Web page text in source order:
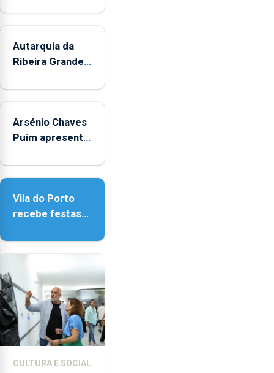
Autarquia da
Ribeira Grande
iniciativa
Verão"
Arsénio Chaves
Puim apresenta
Biblioteca de
Vila do Porto
recebe festas
Nossa Senhora
CULTURA E SOCIAL